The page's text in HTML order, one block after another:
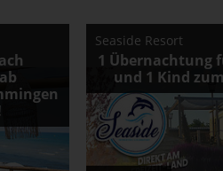
Seaside Resort
1 Übernachtung
und 1 Kind